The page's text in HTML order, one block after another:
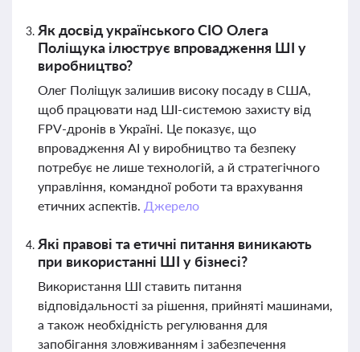
Як досвід українського CIO Олега
Поліщука ілюструє впровадження ШІ у
виробництво?
Олег Поліщук залишив високу посаду в США,
щоб працювати над ШІ-системою захисту від
FPV-дронів в Україні. Це показує, що
впровадження АІ у виробництво та безпеку
потребує не лише технологій, а й стратегічного
управління, командної роботи та врахування
етичних аспектів. Джерело
Які правові та етичні питання виникають
при використанні ШІ у бізнесі?
Використання ШІ ставить питання
відповідальності за рішення, прийняті машинами,
а також необхідність регулювання для
запобігання зловживанням і забезпечення